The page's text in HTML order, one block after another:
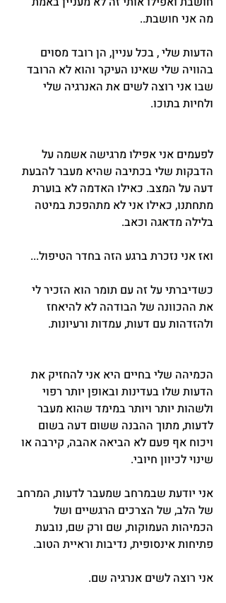
מה אני חושבת..
הדעות שלי , בכל עניין, הן רובד מסוים
בהוויה שלי שאינו העיקר והוא לא הרובד
שבו אני רוצה לשים את האנרגיה שלי
ולחיות בתוכו.
לפעמים אני אפילו מרגישה אשמה על
הדבקות שלי בכתיבה שהיא מעבר להבעת
דעה על המצב. כאילו האדמה לא בוערת
מתחתנו, כאילו אני לא מתהפכת במיטה
בלילה מדאגה וכאב.
ואז אני נזכרת ברגע הזה בחדר הטיפול...
כשדיברתי על זה עם תומר הוא הזכיר לי
את ההכוונה של הבודהה לא להיאחז
ולהזדהות עם דעות, עמדות ורעיונות.
הכמיהה שלי בחיים היא אני להחזיק את
הדעות שלו בעדינות ובאופן יותר רפוי
ולשהות יותר ויותר במימד שהוא מעבר
לדעות, מתוך ההבנה ששום דעה בשום
ויכוח אף פעם לא הביאה אהבה, קירבה או
שינוי לכיוון חיובי.
אני יודעת שבמרחב שמעבר לדעות, המרחב
של הלב, של הצרכים הרגשיים ושל
הכמיהות העמוקות, שם ורק שם, נובעת
פתיחות אינסופית, נדיבות וראיית הטוב.
אני רוצה לשים אנרגיה שם.